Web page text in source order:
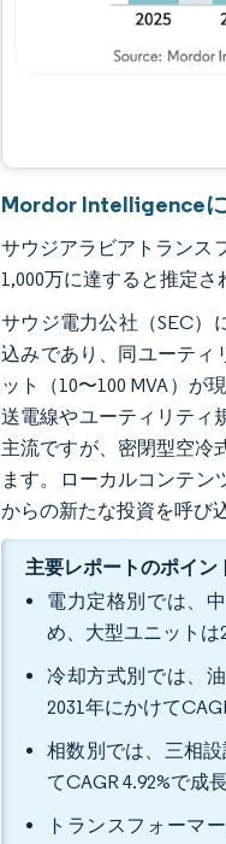
Mordor Intelligence
サウジアラビアトランス
1,000万に達すると推定さ
サウジ電力公社（SEC）
込みであり、同ユーティ
ット（10〜100 MVA）が
送電線やユーティリティ
主流ですが、密閉型空冷
ます。ローカルコンテン
からの新たな投資を呼び
主要レポートのポイン
電力定格別では、
め、大型ユニットは
冷却方式別では、
2031年にかけて
相数別では、三相
てCAGR 4.92%で成
トランスフォーマ